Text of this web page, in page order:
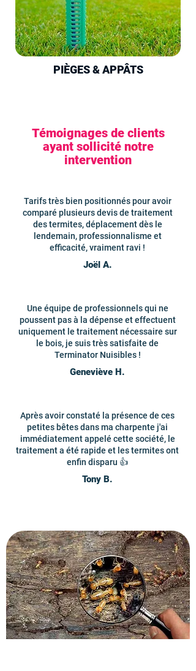
PIÈGES & APPÂTS
Témoignages de clients
ayant sollicité notre
intervention
Tarifs très bien positionnés pour avoir
comparé plusieurs devis de traitement
des termites, déplacement dès le
lendemain, professionnalisme et
efficacité, vraiment ravi !
Joël A.
Une équipe de professionnels qui ne
poussent pas à la dépense et effectuent
uniquement le traitement nécessaire sur
le bois, je suis très satisfaite de
Terminator Nuisibles !
Geneviève H.
Après avoir constaté la présence de ces
petites bêtes dans ma charpente j'ai
immédiatement appelé cette société, le
traitement a été rapide et les termites ont
enfin disparu 👍
Tony B.